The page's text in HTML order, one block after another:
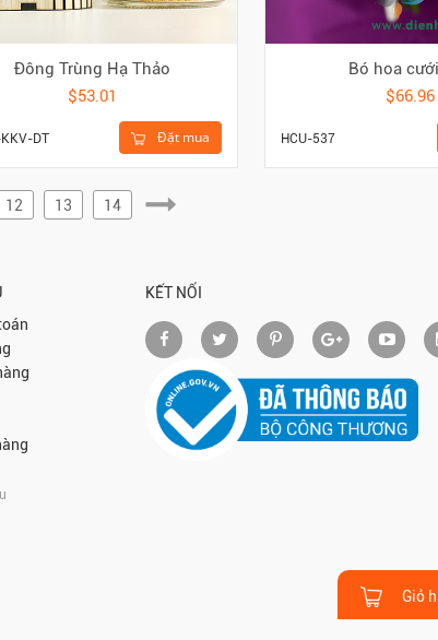
Đông Trùng Hạ Thảo
$53.01
Đặt mua
DT
Bó hoa
$66.96
HCU-537
12 13 14
KẾT NỐI
Giỏ